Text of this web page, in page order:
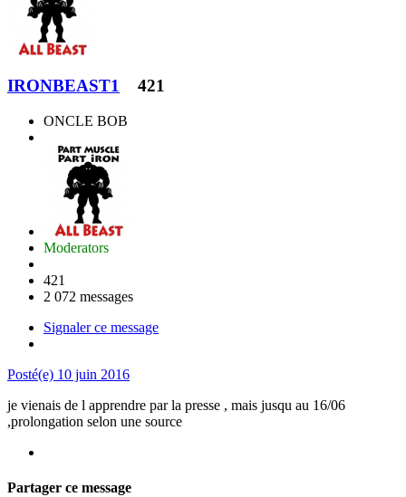
IRONBEAST1 421
ONCLE BOB
Moderators
421
2 072 messages
Signaler ce message
Posté(e) 10 juin 2016
je vienais de l apprendre par la presse , mais jusqu au 16/06
,prolongation selon une source
Partager ce message